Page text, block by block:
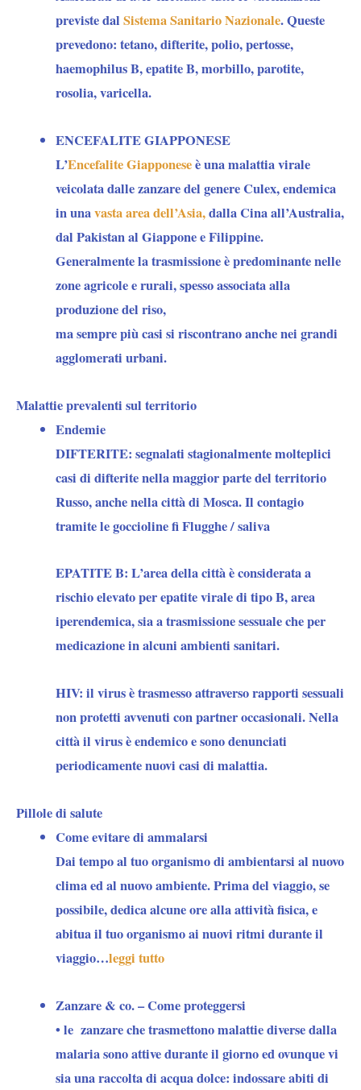
previste dalSistema Sanitario Nazionale. Queste
prevedono: tetano, difterite, polio, pertosse,
haemophilus B, epatite B, morbillo, parotite,
rosolia, varicella.
ENCEFALITE GIAPPONESE
L’Encefalite Giapponeseè una malattia virale
veicolata dalle zanzare del genere Culex, endemica
in unavasta area dell’Asia,dalla Cina all’Australia,
dal Pakistan al Giappone e Filippine.
Generalmente la trasmissione è predominante nelle
zone agricole e rurali, spesso associata alla
produzione del riso,
ma sempre più casi si riscontrano anche nei grandi
agglomerati urbani.
Malattie prevalenti sul territorio
Endemie
DIFTERITE: segnalati stagionalmente molteplici
casi di difterite nella maggior parte del territorio
Russo, anche nella città di Mosca. Il contagio
tramite le goccioline fi Flugghe / saliva
EPATITE B: L’area della città è considerata a
rischio elevato per epatite virale di tipo B, area
iperendemica, sia a trasmissione sessuale che per
medicazione in alcuni ambienti sanitari.
HIV: il virus è trasmesso attraverso rapporti sessuali
non protetti avvenuti con partner occasionali. Nella
città il virus è endemico e sono denunciati
periodicamente nuovi casi di malattia.
Pillole di salute
Come evitare di ammalarsi
Dai tempo al tuo organismo di ambientarsi al nuovo
clima ed al nuovo ambiente. Prima del viaggio, se
possibile, dedica alcune ore alla attività fisica, e
abitua il tuo organismo ai nuovi ritmi durante il
viaggio…leggi tutto
Zanzare & co. – Come proteggersi
• lezanzareche trasmettono malattie diverse dalla
malaria sono attive durante il giorno ed ovunque vi
sia una raccolta di acqua dolce: indossare abiti di